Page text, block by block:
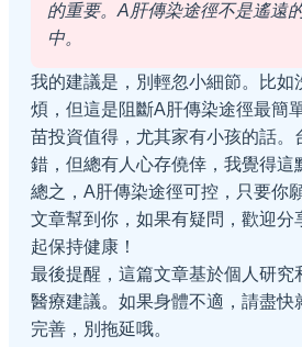
的重要。A肝傳染途徑不是遙遠
中。
我的建議是，別輕忽小細節。比如
煩，但這是阻斷A肝傳染途徑最簡
苗投資值得，尤其家有小孩的話。
錯，但總有人心存僥倖，我覺得這
總之，A肝傳染途徑可控，只要你
文章幫到你，如果有疑問，歡迎分
起保持健康！
最後提醒，這篇文章基於個人研究
醫療建議。如果身體不適，請盡快
完善，別拖延哦。